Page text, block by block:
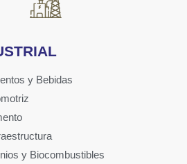
y Bebidas
y Biocombustibles